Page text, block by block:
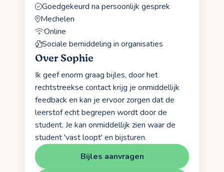
Goedgekeurd na persoonlijk gesprek
Mechelen
Online
Sociale bemiddeling in organisaties
Over Sophie
Ik geef enorm graag bijles, door het
rechtstreekse contact krijg je onmiddellijk
feedback en kan je ervoor zorgen dat de
leerstof echt begrepen wordt door de
student. Je kan onmiddellijk zien waar de
student 'vast loopt' en bijsturen.
Bijles aanvragen